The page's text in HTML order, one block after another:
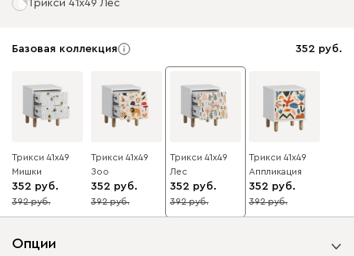
Трикси 41x49 Лес ​
Базовая коллекция 352
Трикси 41x49
Мишки ​
352
10
392
Трикси 41x49
Зоо
352
10
392
Трикси 41x49
Лес ​
352
10
392
Трикси 41x49
Аппликация
352
10
392
Опции